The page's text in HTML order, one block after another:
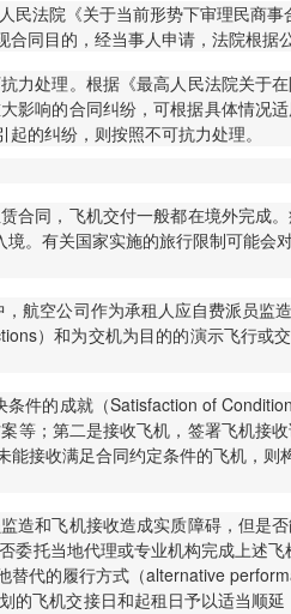
法院《关于当前形势下审理民商
同目的，经当事人申请，法院根据
处理。根据《最高人民法院关于
响的合同纠纷，可根据具体情况
的纠纷，则按照不可抗力处理。
同，飞机交付一般都在境外完成
。有关国家实施的旅行限制可能
航空公司作为承租人应自费派员
）和为交机为目的的演示飞行
件的成就（Satisfaction of
；第二是接收飞机，签署飞机接
接收满足合同约定条件的飞机，
和飞机接收造成实质障碍，但是
托当地代理或专业机构完成上述
代的履行方式（alternative
飞机交接日和起租日予以适当顺